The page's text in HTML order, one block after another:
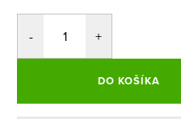
DO KOŠÍKA